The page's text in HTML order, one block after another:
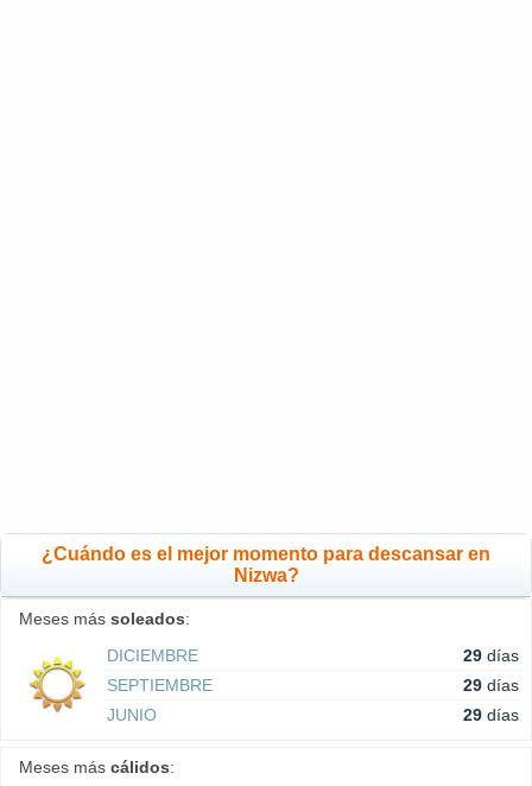
¿Cuándo es el mejor momento para descansar en
Nizwa?
Meses más soleados:
DICIEMBRE
29 días
SEPTIEMBRE
29 días
JUNIO
29 días
Meses más cálidos: